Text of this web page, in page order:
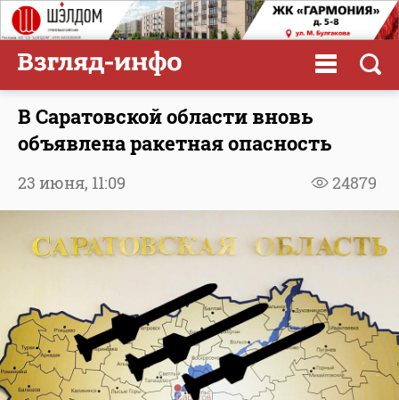
В Саратовской области вновь
объявлена ракетная опасность
24879
23 июня, 11:09